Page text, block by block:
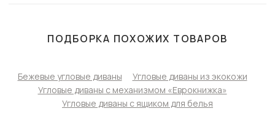
ПОДБОРКА ПОХОЖИХ ТОВАРОВ
Бежевые угловые диваны
Угловые диваны из экокожи
Угловые диваны с механизмом «Еврокнижка»
Угловые диваны с ящиком для белья